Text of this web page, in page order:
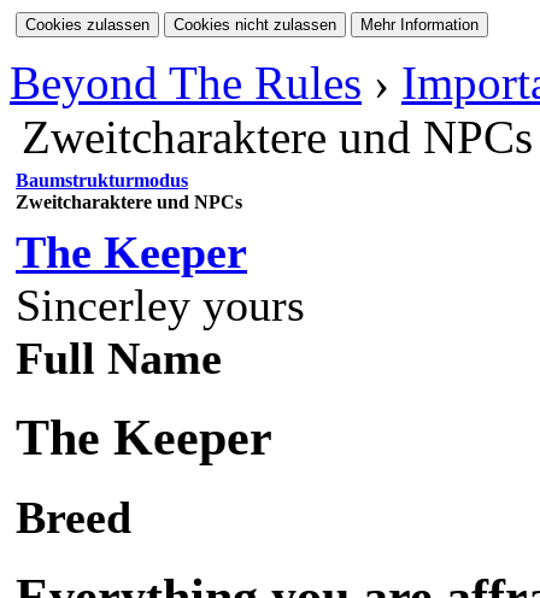
Beyond The Rules ›
Zweitcharaktere und NPCs
Baumstrukturmodus
Zweitcharaktere und NPCs
The Keeper
Sincerley yours
Full Name
The Keeper
Breed